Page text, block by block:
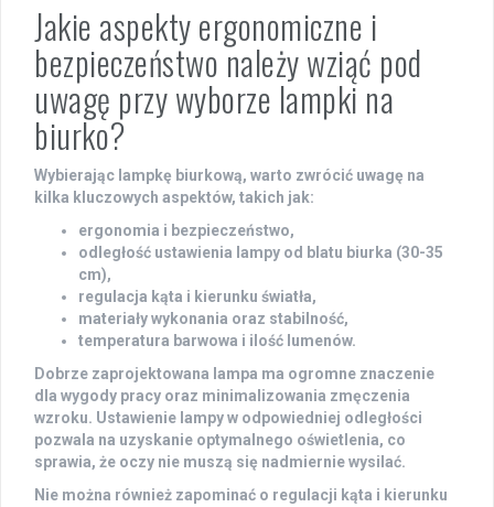
Jakie aspekty ergonomiczne i
bezpieczeństwo należy wziąć pod
uwagę przy wyborze lampki na
biurko?
Wybierając lampkę biurkową, warto zwrócić uwagę na
kilka kluczowych aspektów, takich jak:
ergonomia i bezpieczeństwo,
odległość ustawienia lampy od blatu biurka (30-35
cm),
regulacja kąta i kierunku światła,
materiały wykonania oraz stabilność,
temperatura barwowa i ilość lumenów.
Dobrze zaprojektowana lampa ma ogromne znaczenie
dla wygody pracy oraz minimalizowania zmęczenia
wzroku. Ustawienie lampy w odpowiedniej odległości
pozwala na uzyskanie optymalnego oświetlenia, co
sprawia, że oczy nie muszą się nadmiernie wysilać.
Nie można również zapominać o regulacji kąta i kierunku